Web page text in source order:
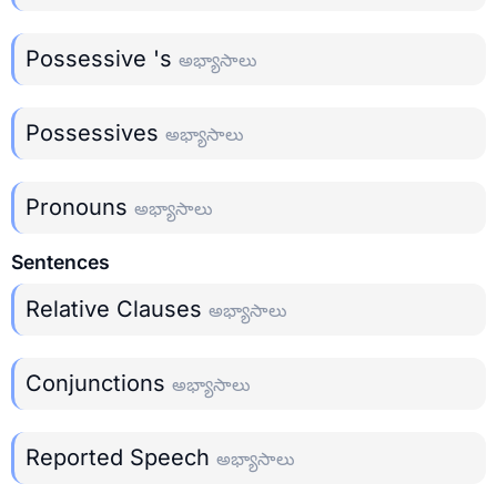
Possessive 's అభ్యాసాలు
Possessives అభ్యాసాలు
Pronouns అభ్యాసాలు
Sentences
Relative Clauses అభ్యాసాలు
Conjunctions అభ్యాసాలు
Reported Speech అభ్యాసాలు